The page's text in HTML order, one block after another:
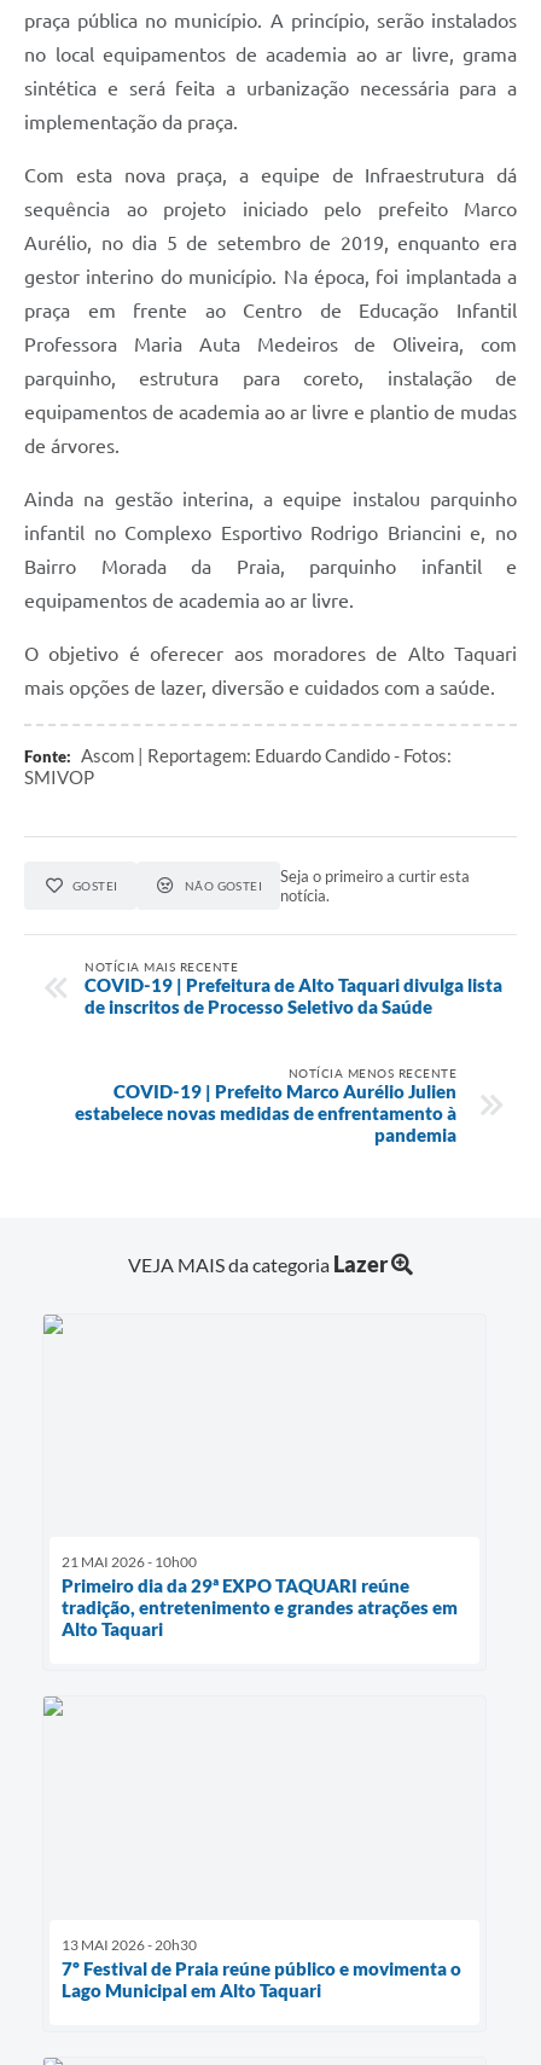
praça pública no município. A princípio, serão instalados
no local equipamentos de academia ao ar livre, grama
sintética e será feita a urbanização necessária para a
implementação da praça.
Com esta nova praça, a equipe de Infraestrutura dá
sequência ao projeto iniciado pelo prefeito Marco
Aurélio, no dia 5 de setembro de 2019, enquanto era
gestor interino do município. Na época, foi implantada a
praça em frente ao Centro de Educação Infantil
Professora Maria Auta Medeiros de Oliveira, com
parquinho, estrutura para coreto, instalação de
equipamentos de academia ao ar livre e plantio de mudas
de árvores.
Ainda na gestão interina, a equipe instalou parquinho
infantil no Complexo Esportivo Rodrigo Briancini e, no
Bairro Morada da Praia, parquinho infantil e
equipamentos de academia ao ar livre.
O objetivo é oferecer aos moradores de Alto Taquari
mais opções de lazer, diversão e cuidados com a saúde.
Fonte:
Ascom | Reportagem: Eduardo Candido - Fotos:
SMIVOP
GOSTEI NÃO GOSTEI
Seja o primeiro a curtir esta
notícia.
NOTÍCIA MAIS RECENTE
COVID-19 | Prefeitura de Alto Taquari divulga lista
de inscritos de Processo Seletivo da Saúde
NOTÍCIA MENOS RECENTE
COVID-19 | Prefeito Marco Aurélio Julien
estabelece novas medidas de enfrentamento à
pandemia
VEJA MAIS da categoria Lazer
21 MAI 2026 - 10h00
Primeiro dia da 29ª EXPO TAQUARI reúne
tradição, entretenimento e grandes atrações em
Alto Taquari
13 MAI 2026 - 20h30
7º Festival de Praia reúne público e movimenta o
Lago Municipal em Alto Taquari